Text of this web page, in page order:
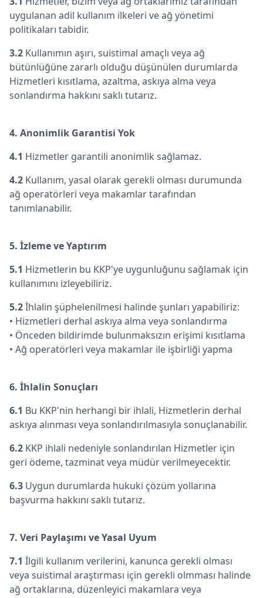
uygulanan adil kullanım ilkeleri ve ağ yönetimi
politikaları tabidir.
3.2 Kullanımın aşırı, suistimal amaçlı veya ağ
bütünlüğüne zararlı olduğu düşünülen durumlarda
Hizmetleri kısıtlama, azaltma, askıya alma veya
sonlandırma hakkını saklı tutarız.
4. Anonimlik Garantisi Yok
4.1 Hizmetler garantili anonimlik sağlamaz.
4.2 Kullanım, yasal olarak gerekli olması durumunda
ağ operatörleri veya makamlar tarafından
tanımlanabilir.
5. İzleme ve Yaptırım
5.1 Hizmetlerin bu KKP'ye uygunluğunu sağlamak için
kullanımını izleyebiliriz.
5.2İhlalin şüphelenilmesi halinde şunları yapabiliriz:
• Hizmetleri derhal askıya alma veya sonlandırma
• Önceden bildirimde bulunmaksızın erişimi kısıtlama
• Ağ operatörleri veya makamlar ile işbirliği yapma
6. İhlalin Sonuçları
6.1 Bu KKP'nin herhangi bir ihlali, Hizmetlerin derhal
askıya alınması veya sonlandırılmasıyla sonuçlanabilir.
6.2 KKP ihlali nedeniyle sonlandırılan Hizmetler için
geri ödeme, tazminat veya müdür verilmeyecektir.
6.3 Uygun durumlarda hukuki çözüm yollarına
başvurma hakkını saklı tutarız.
7. Veri Paylaşımı ve Yasal Uyum
7.1 İlgili kullanım verilerini, kanunca gerekli olması
veya suistimal araştırması için gerekli olmması halinde
ağ ortaklarına, düzenleyici makamlara veya